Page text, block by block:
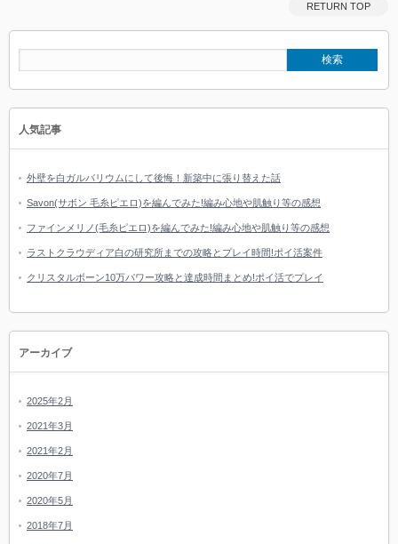
RETURN TOP
人気記事
外壁を白ガルバリウムにして後悔！新築中に張り替えた話
Savon(サボン 毛糸ピエロ)を編んでみた!編み心地や肌触り等の感想
ファインメリノ(毛糸ピエロ)を編んでみた!編み心地や肌触り等の感想
ラストクラウディア白の研究所までの攻略とプレイ時間!ポイ活案件
クリスタルボーン10万パワー攻略と達成時間まとめ!ポイ活でプレイ
アーカイブ
2025年2月
2021年3月
2021年2月
2020年7月
2020年5月
2018年7月